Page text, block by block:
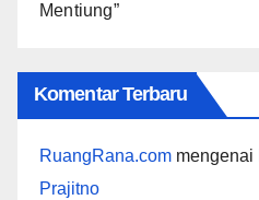
Mentiung”
Komentar Terbaru
RuangRana.com mengenai
Prajitno